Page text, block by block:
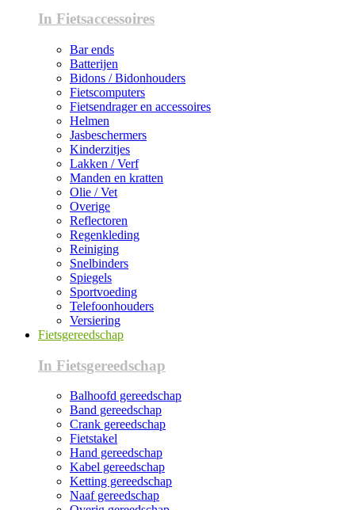
In Fietsaccessoires
Bar ends
Batterijen
Bidons / Bidonhouders
Fietscomputers
Fietsendrager en accessoires
Helmen
Jasbeschermers
Kinderzitjes
Lakken / Verf
Manden en kratten
Olie / Vet
Overige
Reflectoren
Regenkleding
Reiniging
Snelbinders
Spiegels
Sportvoeding
Telefoonhouders
Versiering
Fietsgereedschap
In Fietsgereedschap
Balhoofd gereedschap
Band gereedschap
Crank gereedschap
Fietstakel
Hand gereedschap
Kabel gereedschap
Ketting gereedschap
Naaf gereedschap